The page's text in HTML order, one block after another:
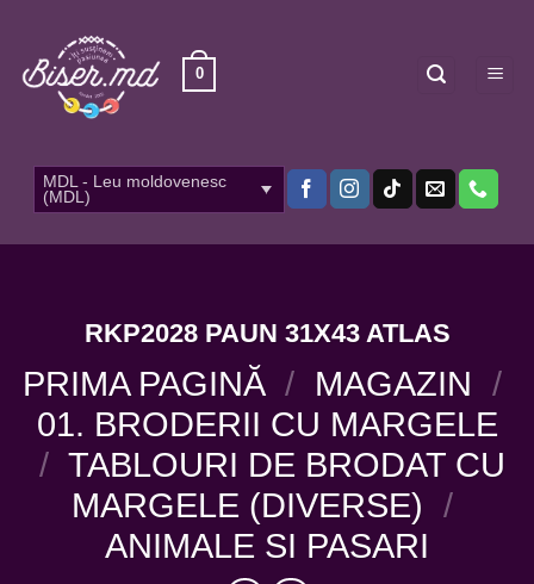
content
0
MDL - Leu moldovenesc
(MDL)
RKP2028 PAUN 31X43 ATLAS
PRIMA PAGINĂ / MAGAZIN /
01. BRODERII CU MARGELE
/ TABLOURI DE BRODAT CU
MARGELE (DIVERSE) /
ANIMALE SI PASARI